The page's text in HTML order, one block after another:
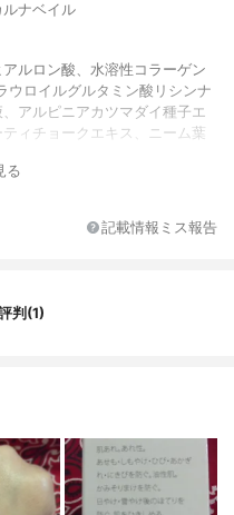
ナベイル
ルロン酸、水溶性コラーゲン
ウロイルグルタミン酸リシンナ
、アルピニアカツマダイ種子エ
ティチョークエキス、ニーム葉
ンカエキス、トリメチルグリシ
ット液、グリシン、L-アラニ
リン、L-セリン、L-スレオニン、
ステアリン酸、大豆リン脂質、
ル･カプリン酸)グリセリル、ベ
パルミチン酸2-エチルヘキシ
酸化カリウム、クエン酸、クエ
ウム、エタノール、1,3-ブチレン
、1,2-ペンタンジオール、フェノ
る
記載情報ミス報告
判(1)